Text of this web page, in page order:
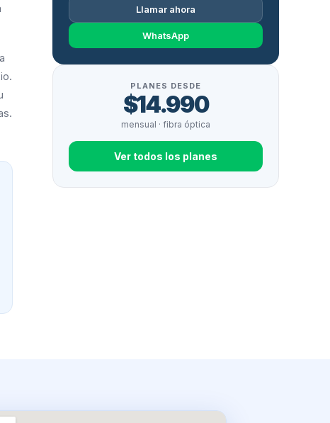
Llamar ahora
WhatsApp
PLANES DESDE
$14.990
mensual · fibra óptica
Ver todos los planes